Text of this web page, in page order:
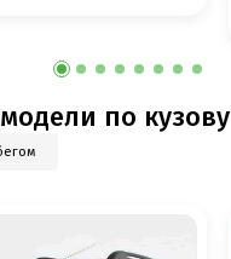
по кузову